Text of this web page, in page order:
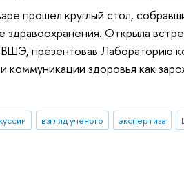
прошел круглый стол,
Открыла
презентовав Лабораторию
коммуникации здоровья как
взгляд ученого экспертиза